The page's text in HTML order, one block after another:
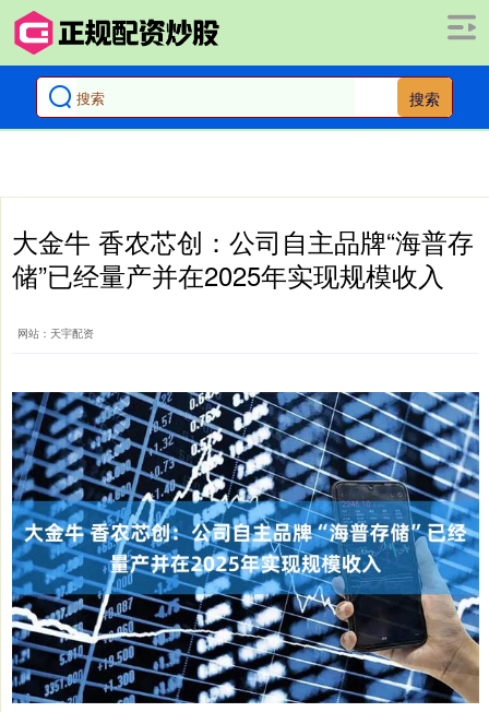
搜索
大金牛 香农芯创：公司自主品牌“海普存
储”已经量产并在2025年实现规模收入
网站：天宇配资